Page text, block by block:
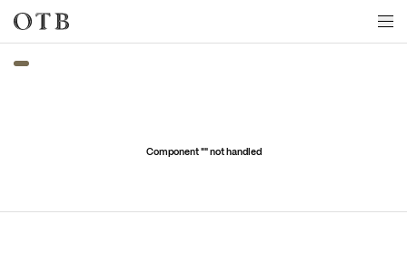
Skip to main content
Component "" not handled